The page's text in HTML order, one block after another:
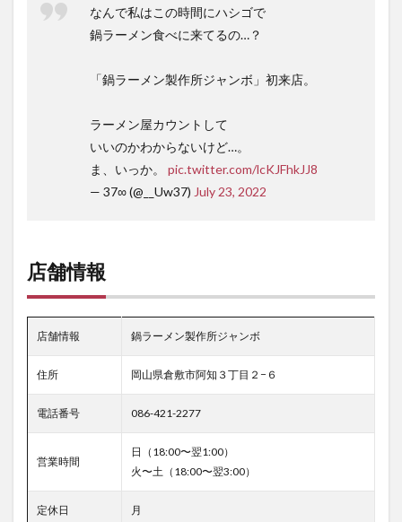
なんで私はこの時間にハシゴで
鍋ラーメン食べに来てるの…？
「鍋ラーメン製作所ジャンボ」初来店。
ラーメン屋カウントして
いいのかわからないけど…。
ま、いっか。 pic.twitter.com/lcKJFhkJJ8
— 37∞ (@__Uw37) July 23, 2022
店舗情報
店舗情報 鍋ラーメン製作所ジャンボ
住所 岡山県倉敷市阿知３丁目２−６
電話番号 086-421-2277
営業時間
日（18:00〜翌1:00）
火〜土（18:00〜翌3:00）
定休日 月